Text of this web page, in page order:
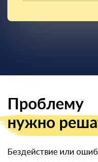
Проблему
нужно
Бездействие или